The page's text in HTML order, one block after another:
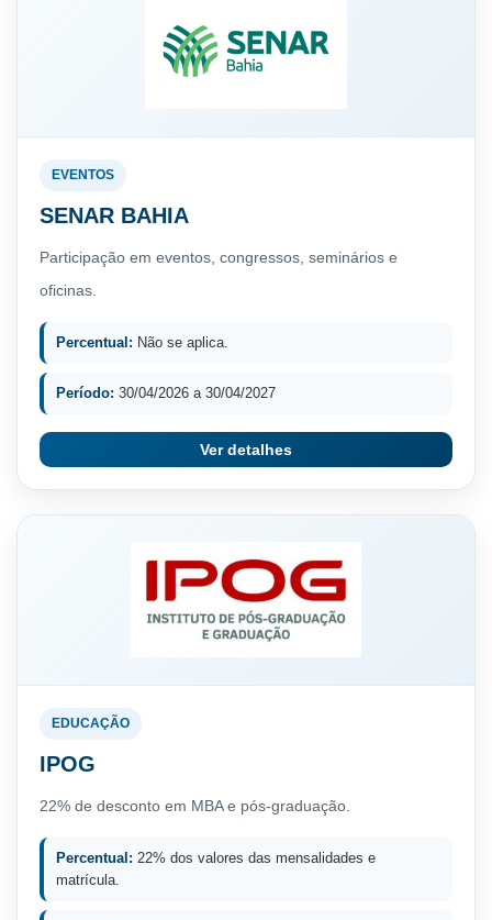
EVENTOS
SENAR BAHIA
Participação em eventos, congressos, seminários e
oficinas.
Percentual: Não se aplica.
Período: 30/04/2026 a 30/04/2027
Ver detalhes
EDUCAÇÃO
IPOG
22% de desconto em MBA e pós-graduação.
Percentual: 22% dos valores das mensalidades e
matrícula.